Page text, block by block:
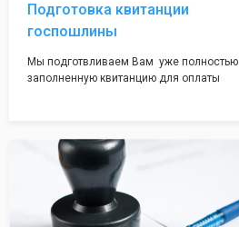
Подготовка квитанции
госпошлины
Мы подготвливаем Вам уже полностью
заполненную квитанцию для оплаты
инспекции при подаче документов на
регистрацию.